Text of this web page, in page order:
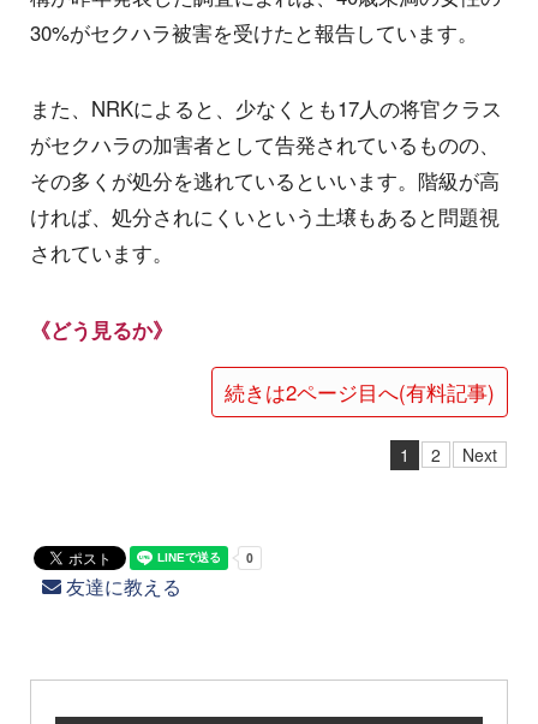
30%がセクハラ被害を受けたと報告しています。
また、NRKによると、少なくとも17人の将官クラス
がセクハラの加害者として告発されているものの、
その多くが処分を逃れているといいます。階級が高
ければ、処分されにくいという土壌もあると問題視
されています。
《どう見るか》
続きは2ページ目へ(有料記事)
1 2 Next
友達に教える